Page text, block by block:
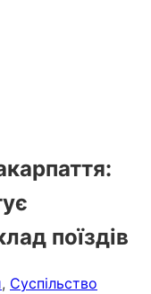
поїздів
, Суспільство